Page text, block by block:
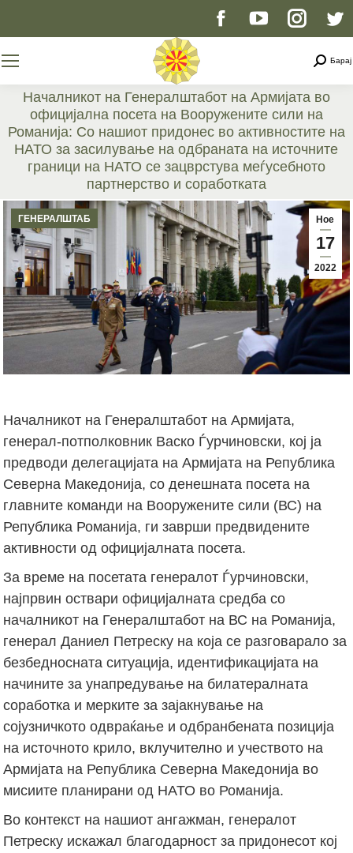
Facebook
opens
in
new
window
YouTube
opens
in
new
window
page
opens
in
new
window
Барај
Началникот на Генералштабот на Армијата во
официјална посета на Вооружените сили на
Романија: Со нашиот придонес во активностите на
НАТО за засилување на одбраната на источните
граници на НАТО се зацврстува меѓусебното
партнерство и соработката
You are here:
Ное
17
2022
ГЕНЕРАЛШТАБ
Началникот на Генералштабот на Армијата,
генерал-потполковник Васко Ѓурчиновски, кој ја
предводи делегацијата на Армијата на Република
Северна Македонија, со денешната посета на
главните команди на Вооружените сили (ВС) на
Република Романија, ги заврши предвидените
активности од официјалната посета.
За време на посетата генералот Ѓурчиновски,
најпрвин оствари официјалната средба со
началникот на Генералштабот на ВС на Романија,
генерал Даниел Петреску на која се разговарало за
безбедносната ситуација, идентификацијата на
начините за унапредување на билатералната
соработка и мерките за зајакнување на
сојузничкото одвраќање и одбранбената позиција
на источното крило, вклучително и учеството на
Армијата на Република Северна Македонија во
мисиите планирани од НАТО во Романија.
Во контекст на нашиот ангажман, генералот
Петреску искажал благодарност за придонесот кој